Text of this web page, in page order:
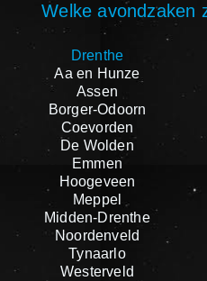
Welke avondzaken
Drenthe
Aa en Hunze
Assen
Borger-Odoorn
Coevorden
De Wolden
Emmen
Hoogeveen
Meppel
Midden-Drenthe
Noordenveld
Tynaarlo
Westerveld